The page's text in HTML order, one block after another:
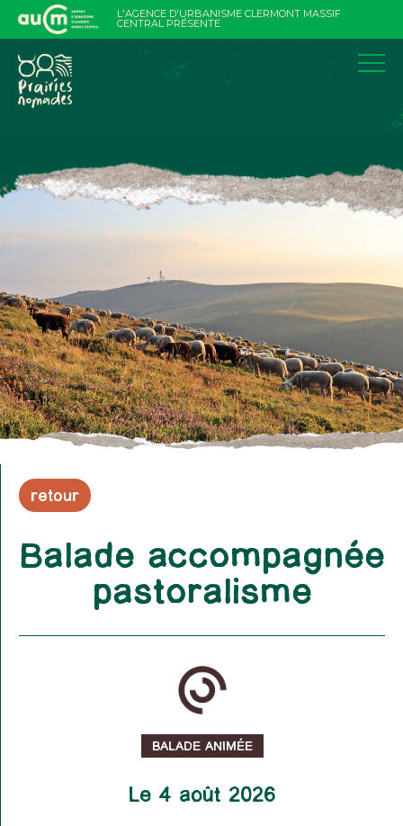
L'AGENCE D'URBANISME CLERMONT MASSIF
CENTRAL PRÉSENTE
contenu
retour
Balade accompagnée
pastoralisme
BALADE ANIMÉE
Le 4 août 2026